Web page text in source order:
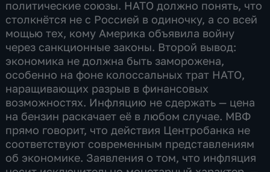
политические союзы. НАТО должно понять, что
столкнётся не с Россией в одиночку, а со всей
мощью тех, кому Америка объявила войну
через санкционные законы. Второй вывод:
экономика не должна быть заморожена,
особенно на фоне колоссальных трат НАТО,
наращивающих разрыв в финансовых
возможностях. Инфляцию не сдержать — цена
на бензин раскачает её в любом случае. МВФ
прямо говорит, что действия Центробанка не
соответствуют современным представлениям
об экономике. Заявления о том, что инфляция